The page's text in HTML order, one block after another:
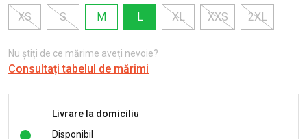
XS
S M L XL XXS 2XL
Nu știți de ce mărime aveți nevoie?
Consultați tabelul de mărimi
Livrare la domiciliu
Disponibil